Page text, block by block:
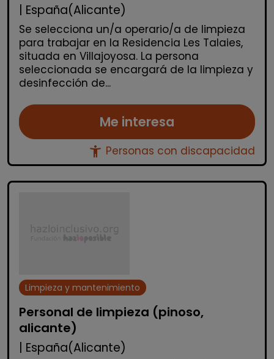
| España(Alicante)
Se selecciona un/a operario/a de limpieza
para trabajar en la Residencia Les Talaies,
situada en Villajoyosa. La persona
seleccionada se encargará de la limpieza y
desinfección de...
Me interesa
accessibility_new Personas con discapacidad
Limpieza y mantenimiento
Personal de limpieza (pinoso,
alicante)
| España(Alicante)